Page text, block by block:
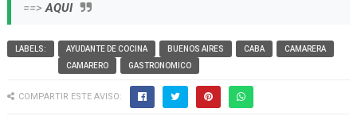
==>AQUI
LABELS: AYUDANTE DE COCINA BUENOS AIRES CABA
CAMARERA
CAMARERO
GASTRONOMICO
COMPARTIR ESTE AVISO: